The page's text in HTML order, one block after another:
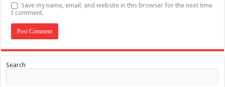
Save my name, email, and website in this browser for the next time
I comment.
Search